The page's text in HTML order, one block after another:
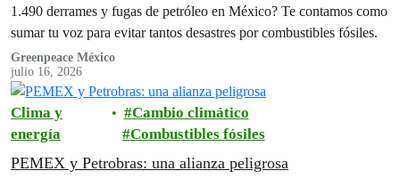
1.490 derrames y fugas de petróleo en México? Te contamos como
sumar tu voz para evitar tantos desastres por combustibles fósiles.
Greenpeace México
julio 16, 2026
Clima y
energía
Cambio climático
Combustibles fósiles
PEMEX y Petrobras: una alianza peligrosa